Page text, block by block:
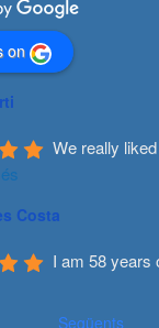
on
We really
Costa
I am 58 years
Següents